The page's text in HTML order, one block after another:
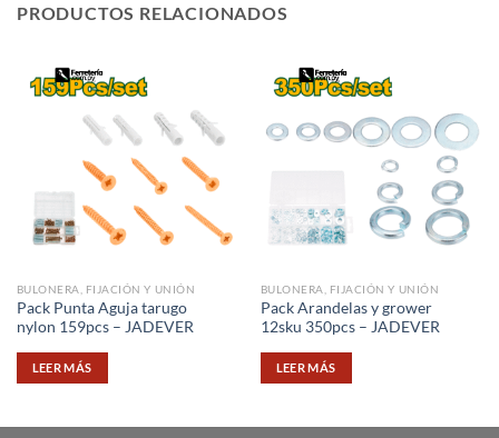
PRODUCTOS RELACIONADOS
BULONERA, FIJACIÓN Y UNIÓN
Pack Punta Aguja tarugo
nylon 159pcs – JADEVER
LEER MÁS
BULONERA, FIJACIÓN Y UNIÓN
Pack Arandelas y grower
12sku 350pcs – JADEVER
LEER MÁS